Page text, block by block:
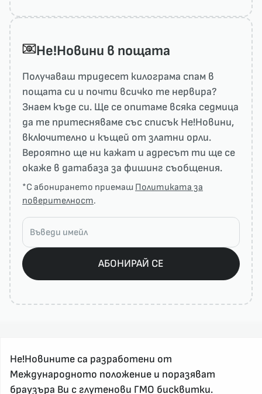
He!Новини в пощата
Получаваш тридесет килограма спам в
пощата си и почти всичко те нервира?
Знаем къде си. Ще се опитаме всяка седмица
да те притесняваме със списък He!Новини,
включително и къщей от златни орли.
Вероятно ще ни кажат и адресът ти ще се
окаже в датабаза за фишинг съобщения.
*С абонирането приемаш Политиката за
поверителност.
АБОНИРАЙ СЕ
Не!Новините са разработени от
Международното положение и поразяват
браузъра Ви с глутенови ГМО бисквитки.